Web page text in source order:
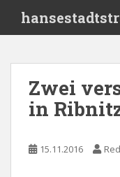
i
Zwei
in
15.11.2016